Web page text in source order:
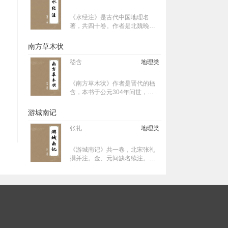
《水经注》是古代中国地理名
著，共四十卷。作者是北魏晚期
下之水，百三十七”。《水经注》
多条大小河流及有关的历史遗
迹、人物掌故、神话传说等，是
南方草木状
嵇含 地理类
《南方草木状》作者是晋代的嵇
含，本书于公元304年问世，本
游城南记
张礼 地理类
《游城南记》共一卷，北宋张礼
撰并注。金、元间缺名续注。此
宋哲宗元年距离唐亡不到二百